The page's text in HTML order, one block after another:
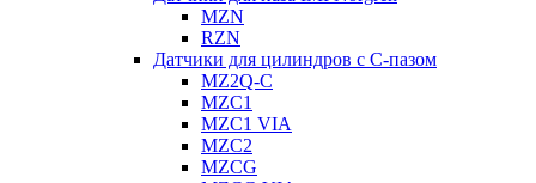
MZN
RZN
Датчики для цилиндров с С-пазом
MZ2Q-C
MZC1
MZC1 VIA
MZC2
MZCG